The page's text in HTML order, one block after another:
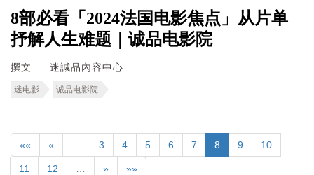
8部必看「2024法国电影焦点」从片单
抒解人生难题｜诚品电影院
撰文 迷誠品內容中心
迷电影 诚品电影院
«« « 3 4 5 6 7 8 9 10
11 12 » »»